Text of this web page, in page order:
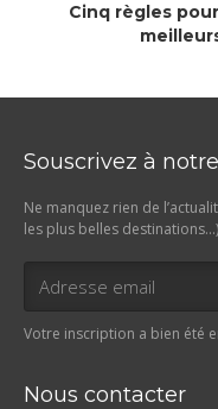
Cinq règles
Souscrivez à notre
Ne manquez rien de
les plus belles
Votre inscription a bien été
Nous contacter